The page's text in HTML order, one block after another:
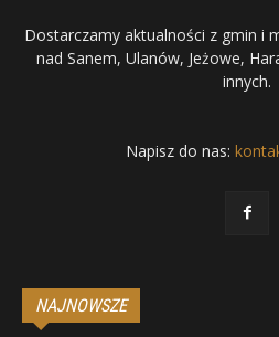
Dostarczamy aktualności z gmin i
nad Sanem, Ulanów, Jeżowe,
innych.
Napisz do nas:
NAJNOWSZE